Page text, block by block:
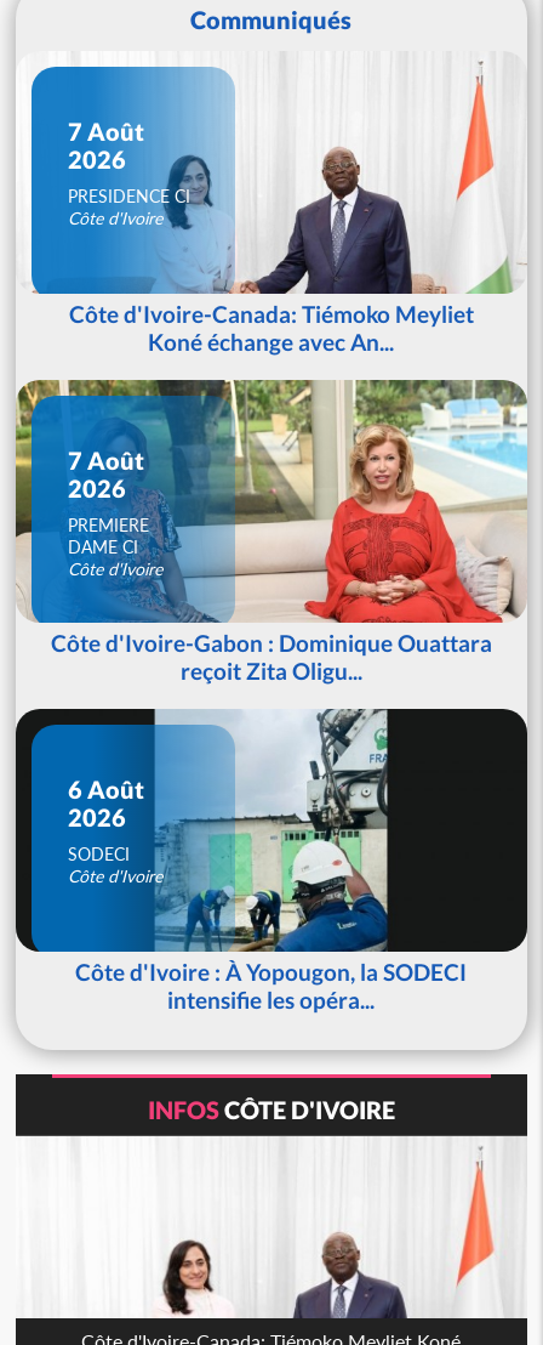
Communiqués
7 Août
2026
PRESIDENCE CI
Côte d'Ivoire
Côte d'Ivoire-Canada: Tiémoko Meyliet
Koné échange avec An...
7 Août
2026
PREMIERE
DAME CI
Côte d'Ivoire
Côte d'Ivoire-Gabon : Dominique Ouattara
reçoit Zita Oligu...
6 Août
2026
SODECI
Côte d'Ivoire
Côte d'Ivoire : À Yopougon, la SODECI
intensifie les opéra...
INFOSCÔTE D'IVOIRE